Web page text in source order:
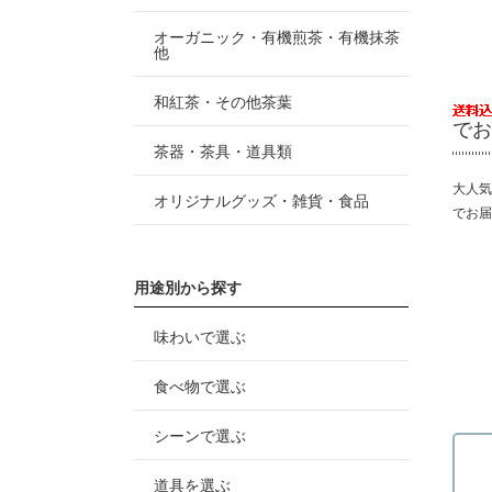
で
大人
でお
オーガニック・有機煎茶・有機抹茶
他
和紅茶・その他茶葉
茶器・茶具・道具類
オリジナルグッズ・雑貨・食品
用途別から探す
味わいで選ぶ
食べ物で選ぶ
シーンで選ぶ
道具を選ぶ